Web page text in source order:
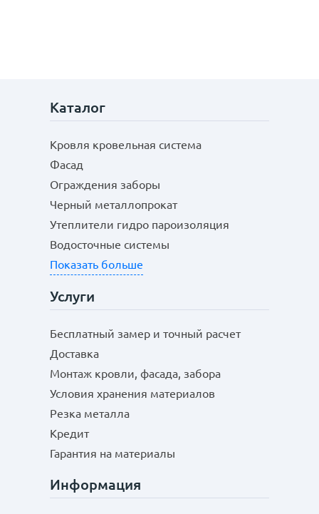
Каталог
Кровля кровельная система
Фасад
Ограждения заборы
Черный металлопрокат
Утеплители гидро пароизоляция
Водосточные системы
Показать больше
Услуги
Бесплатный замер и точный расчет
Доставка
Монтаж кровли, фасада, забора
Условия хранения материалов
Резка металла
Кредит
Гарантия на материалы
Информация